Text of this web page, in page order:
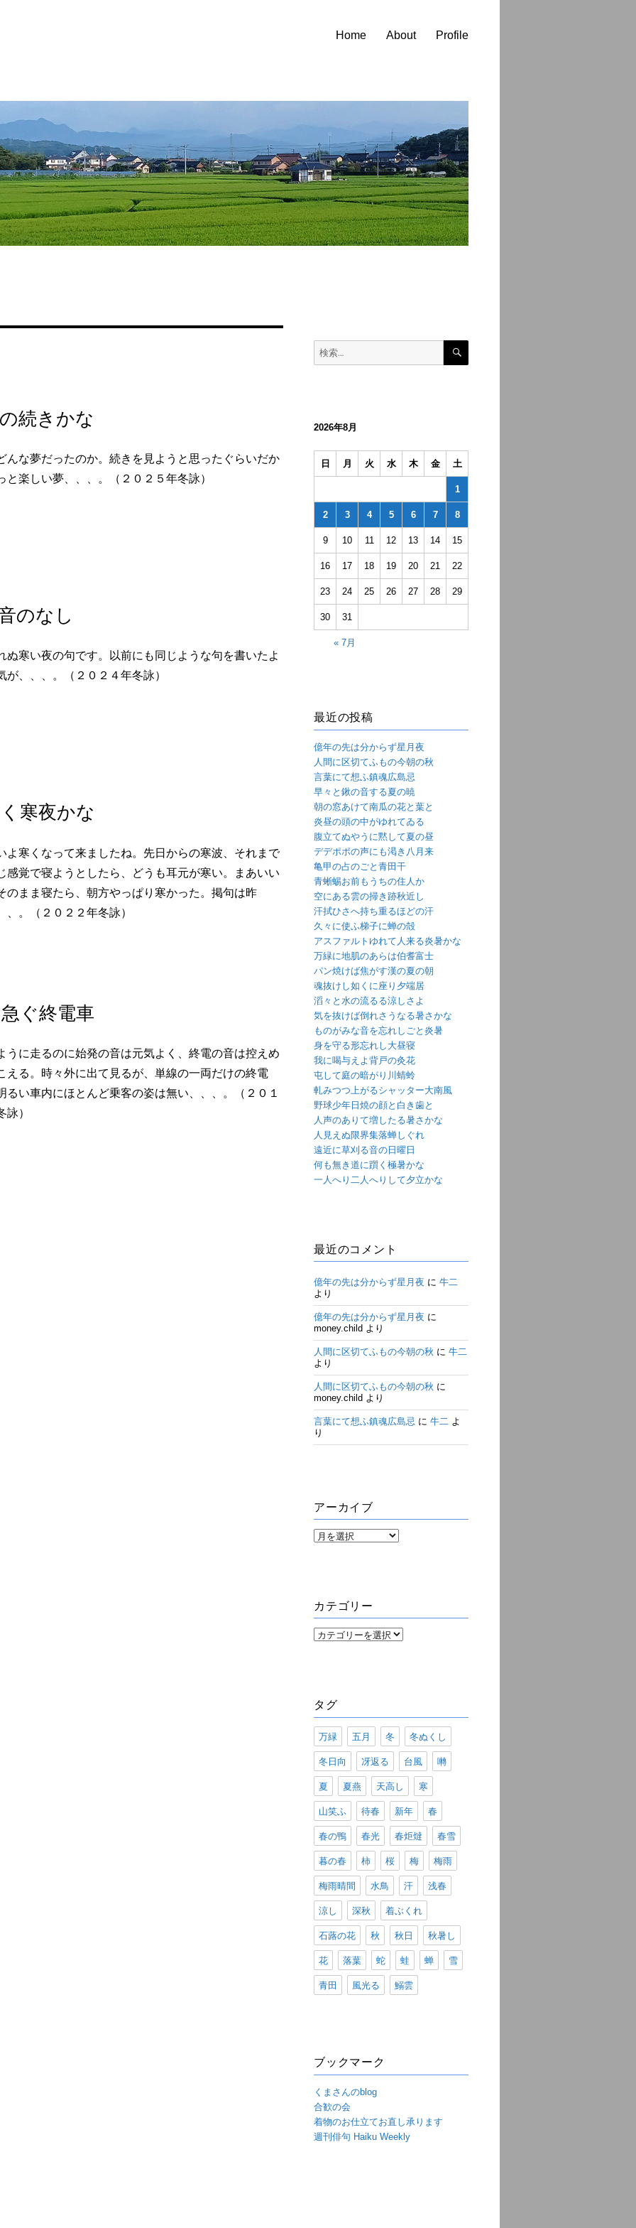
Home About Profile
続きかな
んな夢だったのか。続きを見ようと思ったぐらいだか
と楽しい夢、、、。（２０２５年冬詠）
のなし
ぬ寒い夜の句です。以前にも同じような句を書いたよ
が、、、。（２０２４年冬詠）
寒夜かな
よ寒くなって来ましたね。先日からの寒波、それまで
感覚で寝ようとしたら、どうも耳元が寒い。まあいい
のまま寝たら、朝方やっぱり寒かった。掲句は昨
、。（２０２２年冬詠）
ぐ終電車
うに走るのに始発の音は元気よく、終電の音は控えめ
える。時々外に出て見るが、単線の一両だけの終電
るい車内にほとんど乗客の姿は無い、、、。（２０１
詠）
検
検
2026年8月
日 月 火 水 木 金 土
1
2 3 4 5 6 7 8
9 10 11 12 13 14 15
16 17 18 19 20 21 22
23 24 25 26 27 28 29
30 31
« 7月
最近の投稿
億年の先は分からず星月夜
人間に区切てふもの今朝の秋
言葉にて想ふ鎮魂広島忌
早々と鍬の音する夏の暁
朝の窓あけて南瓜の花と葉と
炎昼の頭の中がゆれてゐる
腹立てぬやうに黙して夏の昼
デデポポの声にも渇き八月来
亀甲の占のごと青田干
青蜥蜴お前もうちの住人か
空にある雲の掃き跡秋近し
汗拭ひさへ持ち重るほどの汗
久々に使ふ梯子に蝉の殻
アスファルトゆれて人来る炎暑かな
万緑に地肌のあらは伯耆富士
パン焼けば焦がす漢の夏の朝
魂抜けし如くに座り夕端居
滔々と水の流るる涼しさよ
気を抜けば倒れさうなる暑さかな
ものがみな音を忘れしごと炎暑
身を守る形忘れし大昼寝
我に喝与えよ背戸の灸花
屯して庭の暗がり川蜻蛉
軋みつつ上がるシャッター大南風
野球少年日焼の顔と白き歯と
人声のありて増したる暑さかな
人見えぬ限界集落蝉しぐれ
遠近に草刈る音の日曜日
何も無き道に躓く極暑かな
一人へり二人へりして夕立かな
最近のコメント
億年の先は分からず星月夜 に牛二
より
億年の先は分からず星月夜 に
money.child より
人間に区切てふもの今朝の秋 に牛二
より
人間に区切てふもの今朝の秋 に
money.child より
言葉にて想ふ鎮魂広島忌 に牛二 よ
り
アーカイブ
ア
カテゴリー
カ
タグ
万緑 五月 冬 冬ぬくし
冬日向 冴返る 台風 囀
夏 夏燕 天高し 寒
山笑ふ 待春 新年 春
春の鴨 春光 春炬燵 春雪
暮の春 柿 桜 梅 梅雨
梅雨晴間 水鳥 汗 浅春
涼し 深秋 着ぶくれ
石蕗の花 秋 秋日 秋暑し
花 落葉 蛇 蛙 蝉 雪
青田 風光る 鰯雲
ブックマーク
くまさんのblog
合歓の会
着物のお仕立てお直し承ります
週刊俳句 Haiku Weekly